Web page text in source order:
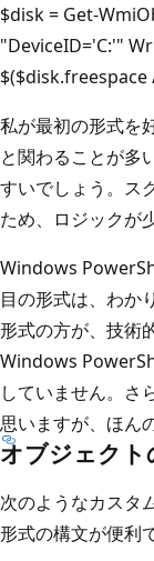
$disk = Get-
"DeviceID='C:'"
私が最初の形式を
と関わることが多
すいでしょう。ス
ため、ロジックが
Windows
目の形式は、わか
形式の方が、技術
Windows
していません。さ
思いますが、ほん
オブジェクト
次のようなカスタ
形式の構文が便利